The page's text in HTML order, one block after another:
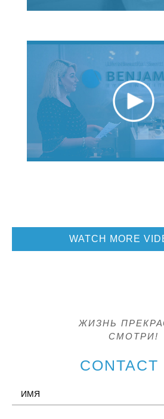
WATCH MORE
ЖИЗНЬ
СМОТРИ!
CONTACT